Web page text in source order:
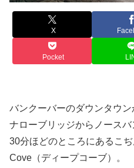
X
Pocket
バンクーバーのダウンタウ
ナローブリッジからノース
30分ほどのところにあるこ
Cove（ディープコーブ）。